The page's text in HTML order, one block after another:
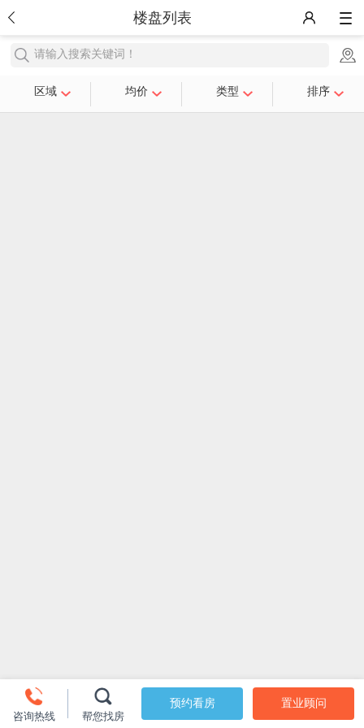
楼盘列表
请输入搜索关键词！
区域 均价 类型 排序
咨询热线 帮您找房
预约看房 置业顾问